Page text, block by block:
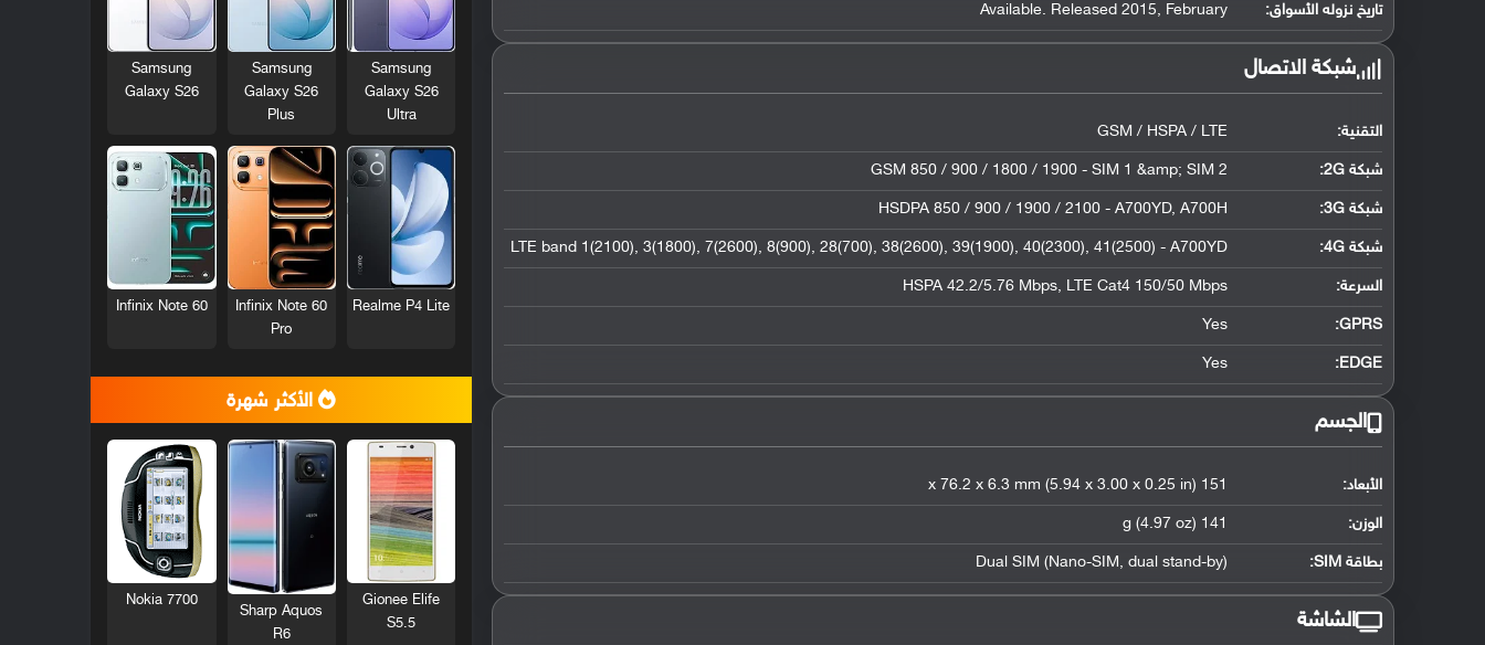
تاريخ نزوله الأسواق: Available. Released 2015, February
شبكة الاتصال
التقنية: GSM / HSPA / LTE
شبكة 2G: GSM 850 / 900 / 1800 / 1900 - SIM 1 &amp; SIM 2
شبكة 3G :
HSDPA 850 / 900 / 1900 / 2100 - A700YD, A700H
شبكة 4G :
LTE band 1(2100), 3(1800), 7(2600), 8(900), 28(700), 38(2600), 39(1900), 40(2300), 41(2500) - A700YD
السرعة: HSPA 42.2/5.76 Mbps, LTE Cat4 150/50 Mbps
GPRS:
Yes
EDGE:
Yes
الجسم
الأبعاد: 151 x 76.2 x 6.3 mm (5.94 x 3.00 x 0.25 in)
الوزن: 141 g (4.97 oz)
بطاقة SIM: Dual SIM (Nano-SIM, dual stand-by)
الشاشة
Samsung
Galaxy S26
Ultra
Samsung
Galaxy S26
Plus
Samsung
Galaxy S26
Realme P4 Lite
Infinix Note 60
Pro
Infinix Note 60
الأكثر شهرة
Gionee Elife
S5.5
Sharp Aquos
R6
Nokia 7700